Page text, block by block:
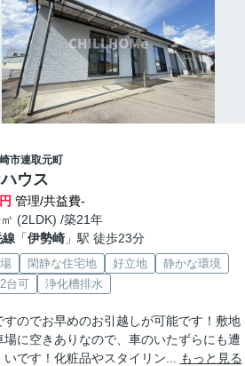
市連取元町
ウス
管理/共益費-
(2LDK) /築21年
線「伊勢崎」駅 徒歩23分
閑静な住宅地 好立地
静かな環境
台可
浄化槽排水
すのでお早めのお引越しが可能です！敷地
場に空きありなので、車のいたずらにも遭
いです！化粧品やスタイリン...
もっと見る